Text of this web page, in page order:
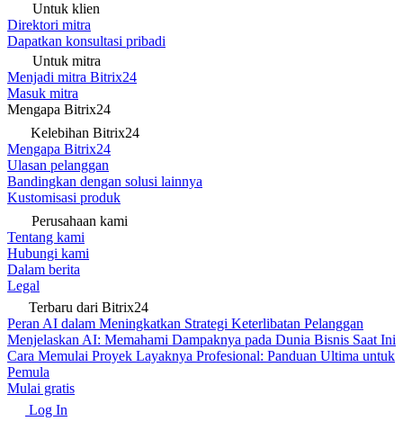
Untuk klien
Direktori mitra
Dapatkan konsultasi pribadi
Untuk mitra
Menjadi mitra Bitrix24
Masuk mitra
Mengapa Bitrix24
Kelebihan Bitrix24
Mengapa Bitrix24
Ulasan pelanggan
Bandingkan dengan solusi lainnya
Kustomisasi produk
Perusahaan kami
Tentang kami
Hubungi kami
Dalam berita
Legal
Terbaru dari Bitrix24
Peran AI dalam Meningkatkan Strategi Keterlibatan Pelanggan
Menjelaskan AI: Memahami Dampaknya pada Dunia Bisnis Saat Ini
Cara Memulai Proyek Layaknya Profesional: Panduan Ultima untuk
Pemula
Mulai gratis
Log In